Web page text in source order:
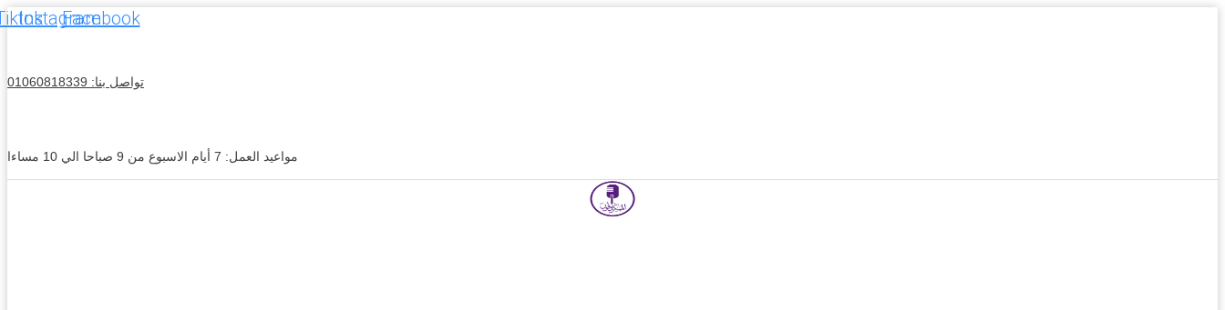
Facebook
Instagram
تواصل بنا: 01060818339
مواعيد العمل: 7 أيام الاسبوع من 9 صباحا الي 10 مساءا